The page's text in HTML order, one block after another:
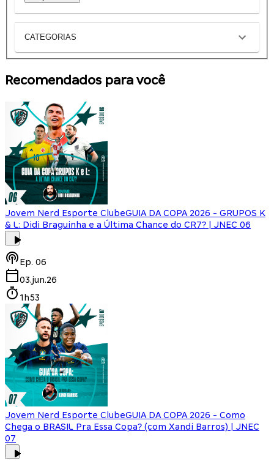
CATEGORIAS
Recomendados para você
Jovem Nerd Esporte ClubeGUIA DA COPA 2026 - GRUPOS K
& L: Didi Braguinha e a Última Chance do CR7? | JNEC 06
Ep. 06
03.jun.26
1h53
Jovem Nerd Esporte ClubeGUIA DA COPA 2026 - Como
Chega o BRASIL Pra Essa Copa? (com Xandi Barros) | JNEC
07